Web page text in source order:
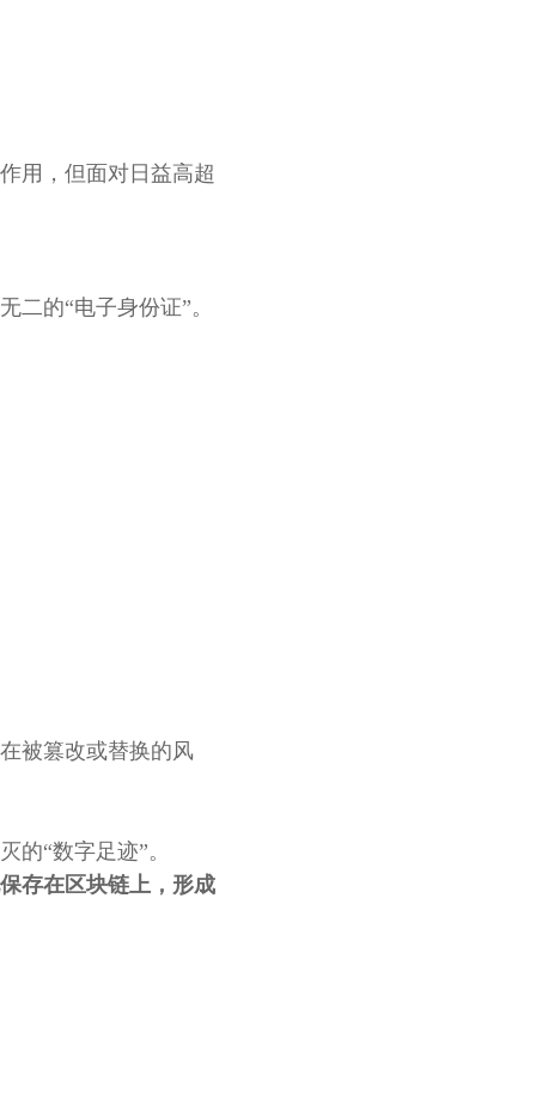
用，但面对日益高超
的“电子身份证”。
被篡改或替换的风
的“数字足迹”。
存在区块链上，形成